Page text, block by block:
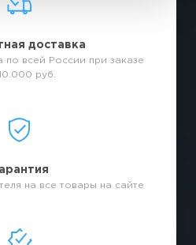
доставка
по всей России при заказе
руб.
на все товары на сайте